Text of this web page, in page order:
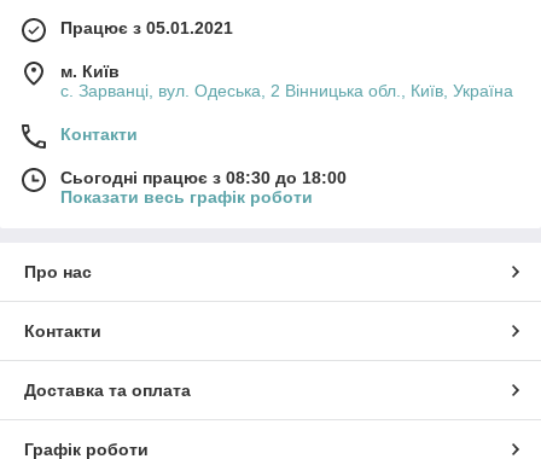
Працює з 05.01.2021
м. Київ
с. Зарванці, вул. Одеська, 2 Вінницька обл., Київ, Україна
Контакти
Сьогодні працює з 08:30 до 18:00
Показати весь графік роботи
Про нас
Контакти
Доставка та оплата
Графік роботи